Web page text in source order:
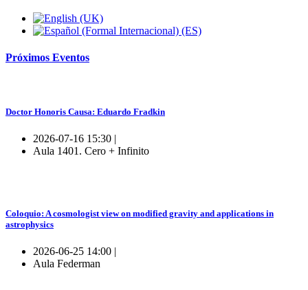
Próximos Eventos
Doctor Honoris Causa: Eduardo Fradkin
2026-07-16 15:30 |
Aula 1401. Cero + Infinito
Coloquio: A cosmologist view on modified gravity and applications in
astrophysics
2026-06-25 14:00 |
Aula Federman